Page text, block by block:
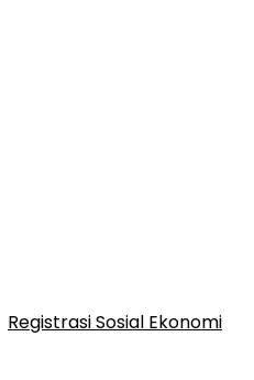
Registrasi Sosial Ekonomi